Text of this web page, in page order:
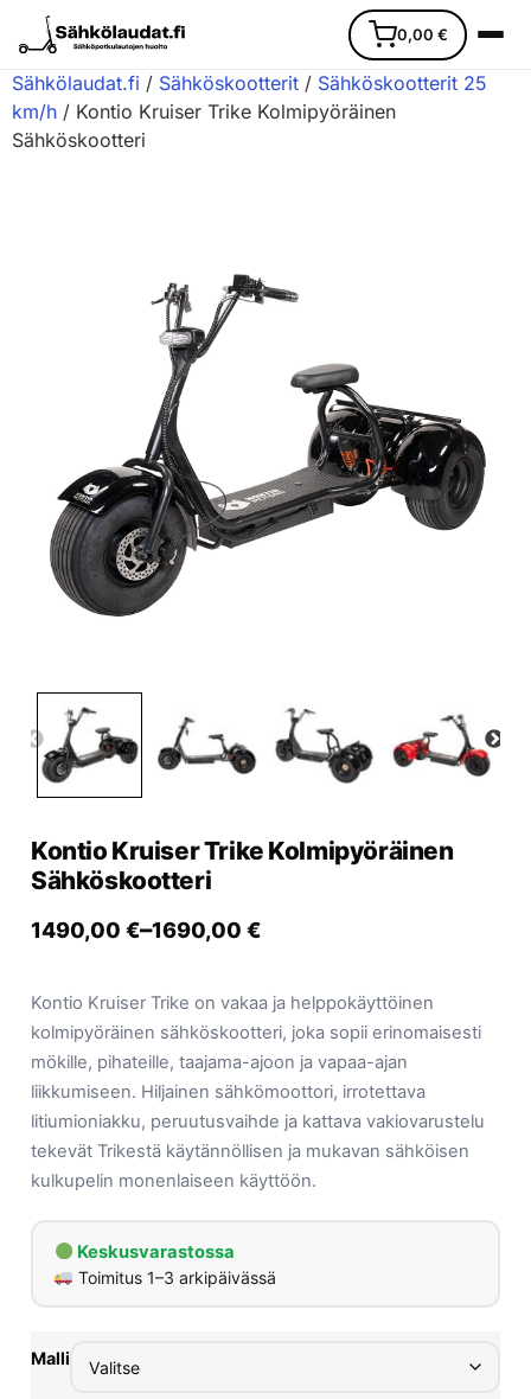
0,00 €
Huoltopalvelu
Yrityksille
Yhteystiedot
Sähkölaudat.fi / Sähköskootterit / Sähköskootterit 25
km/h / Kontio Kruiser Trike Kolmipyöräinen
Sähköskootteri
Kontio Kruiser Trike Kolmipyöräinen
Sähköskootteri
1490,00 €–1690,00 €
Kontio Kruiser Trike on vakaa ja helppokäyttöinen
kolmipyöräinen sähköskootteri, joka sopii erinomaisesti
mökille, pihateille, taajama-ajoon ja vapaa-ajan
liikkumiseen. Hiljainen sähkömoottori, irrotettava
litiumioniakku, peruutusvaihde ja kattava vakiovarustelu
tekevät Trikestä käytännöllisen ja mukavan sähköisen
kulkupelin monenlaiseen käyttöön.
Keskusvarastossa
Toimitus 1–3 arkipäivässä
Malli